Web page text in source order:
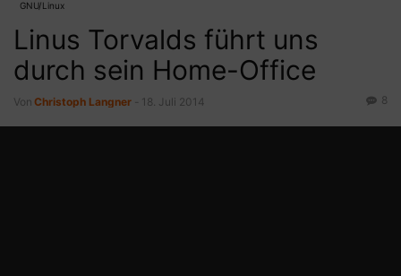
GNU/Linux
Linus Torvalds führt uns
durch sein Home-Office
Von Christoph Langner 18. Juli 2014 8